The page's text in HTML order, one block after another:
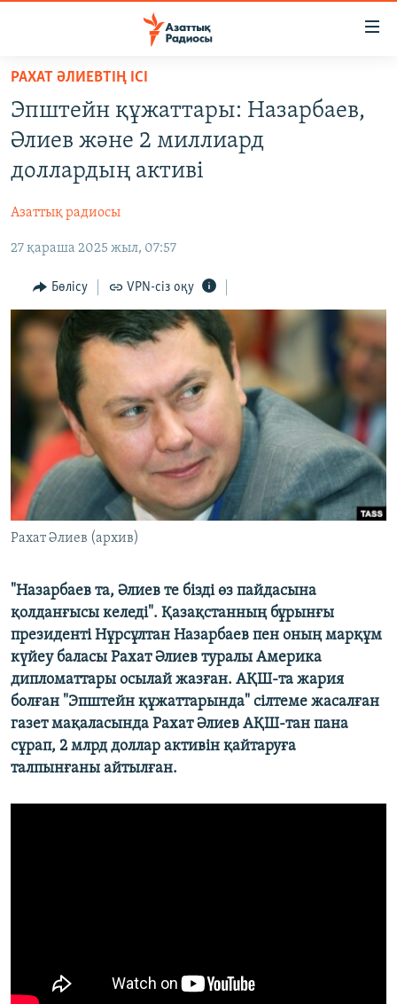
Skip
main
content
to
main
Navigation
Skip
Search
АДАМ ҚҰҚЫҚТАРЫ
ӘЛЕУМЕТ
ӘЛЕМ
АРНАЙЫ ЖОБАЛАР
Русский
ЖАЗЫЛЫҢЫЗ
Басқа тілдерде
РАХАТ ӘЛИЕВТІҢ ІСІ
Эпштейн құжаттары: Назарбаев,
Әлиев және 2 миллиард
доллардың активі
Азаттық радиосы
27 қараша 2025 жыл, 07:57
Бөлісу VPN-сіз оқу
Рахат Әлиев (архив)
"Назарбаев та, Әлиев те бізді өз пайдасына
қолданғысы келеді". Қазақстанның бұрынғы
президенті Нұрсұлтан Назарбаев пен оның марқұм
күйеу баласы Рахат Әлиев туралы Америка
дипломаттары осылай жазған. АҚШ-та жария
болған "Эпштейн құжаттарында" сілтеме жасалған
газет мақаласында Рахат Әлиев АҚШ-тан пана
сұрап, 2 млрд доллар активін қайтаруға
талпынғаны айтылған.